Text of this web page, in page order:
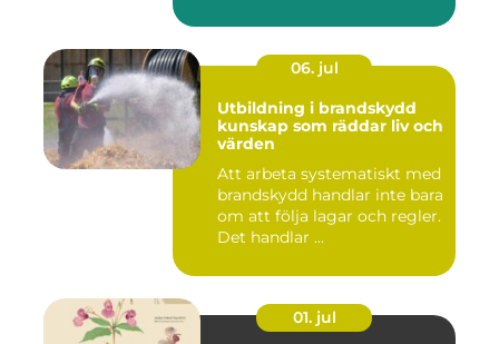
06. jul
Utbildning i brandskydd
kunskap som räddar liv och
värden
Att arbeta systematiskt med
brandskydd handlar inte bara
om att följa lagar och regler.
Det handlar ...
01. jul